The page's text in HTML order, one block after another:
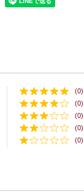
(0)
(0)
(0)
(0)
(0)